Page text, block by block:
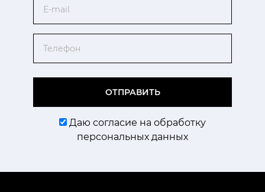
ОТПРАВИТЬ
Даю согласие на обработку
персональных данных